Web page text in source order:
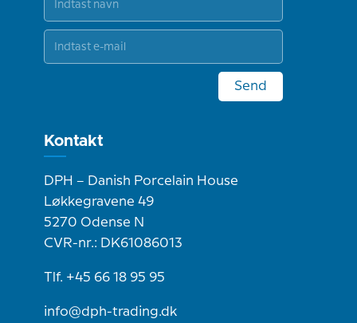
Send
Kontakt
DPH – Danish Porcelain House
Løkkegravene 49
5270 Odense N
CVR-nr.: DK61086013
Tlf. +45 66 18 95 95
info@dph-trading.dk